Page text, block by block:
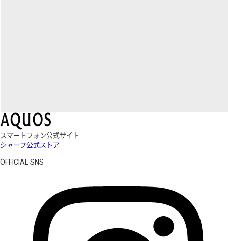
スマートフォン公式サイト
シャープ公式ストア
OFFICIAL SNS